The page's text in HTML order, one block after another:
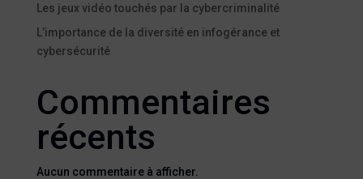
Les jeux vidéo touchés par la cybercriminalité
L’importance de la diversité en infogérance et
cybersécurité
Commentaires
récents
Aucun commentaire à afficher.